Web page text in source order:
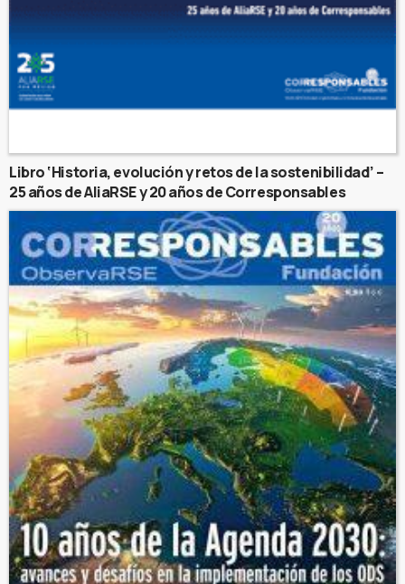
Libro ‘Historia, evolución y retos de la sostenibilidad’ –
25 años de AliaRSE y 20 años de Corresponsables